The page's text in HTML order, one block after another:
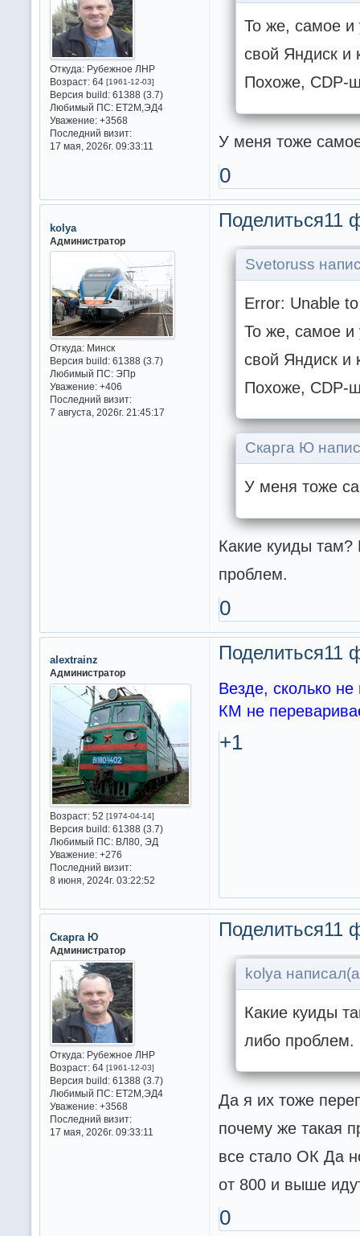
Откуда:Рубежное ЛНР
Возраст:64 [1961-12-03]
Версия build:61388 (3.7)
Любимый ПС:ET2M,ЭД4
Уважение: +3568
Последний визит:
17 мая, 2026г. 09:33:11
То же, самое и
свой Яндиск и
Похоже, CDP-
У меня тоже
0
Поделиться11
kolya
Администратор
Откуда:Минск
Версия build:61388 (3.7)
Любимый ПС:ЭПр
Уважение: +406
Последний визит:
7 августа, 2026г. 21:45:17
Svetoruss
Error: Unable
То же, самое и
свой Яндиск и
Похоже, CDP-
Скарга Ю
У меня тоже
Какие куиды там?
проблем.
0
Поделиться11
alextrainz
Администратор
Возраст:52 [1974-04-14]
Версия build:61388 (3.7)
Любимый ПС:ВЛ80, ЭД
Уважение: +276
Последний визит:
8 июня, 2024г. 03:22:52
Везде, сколько
КМ не
+1
Поделиться11
Скарга Ю
Администратор
Откуда:Рубежное ЛНР
Возраст:64 [1961-12-03]
Версия build:61388 (3.7)
Любимый ПС:ET2M,ЭД4
Уважение: +3568
Последний визит:
17 мая, 2026г. 09:33:11
kolya
Какие куиды
либо проблем.
Да я их тоже
почему же такая
все стало ОК Да
от 800 и выше
0